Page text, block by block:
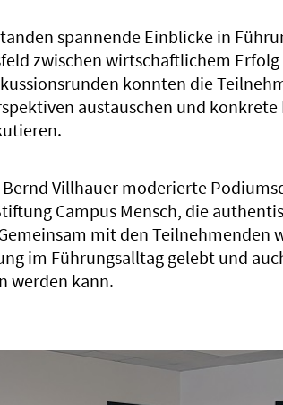
spannende Einblicke in
zwischen wirtschaftlichem
konnten die
austauschen und
Villhauer moderierte
Campus Mensch, die
mit den Teilnehmenden
im Führungsalltag gelebt und
werden kann.